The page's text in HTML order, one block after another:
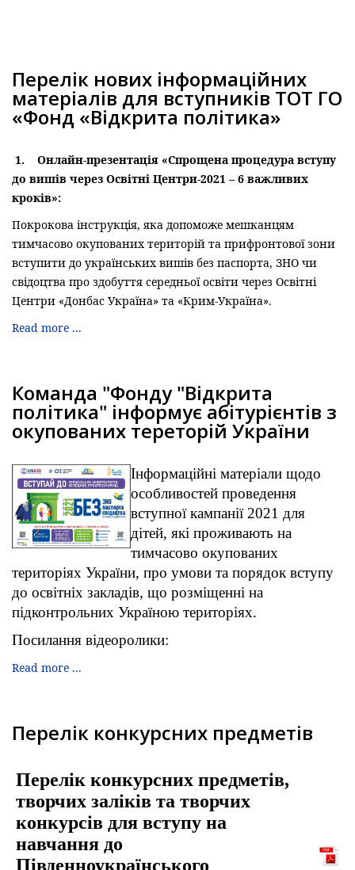
Перелік нових інформаційних
матеріалів для вступників ТОТ ГО
«Фонд «Відкрита політика»
1. Онлайн-презентація «Спрощена процедура вступу
до вишів через Освітні Центри-2021 – 6 важливих
кроків»:
Покрокова інструкція, яка допоможе мешканцям
тимчасово окупованих територій та прифронтової зони
вступити до українських вишів без паспорта, ЗНО чи
свідоцтва про здобуття середньої освіти через Освітні
Центри «Донбас Україна» та «Крим-Україна».
Read more ...
Команда "Фонду "Відкрита
політика" інформує абітурієнтів з
окупованих тереторій України
Інформаційні матеріали щодо
особливостей проведення
вступної кампанії 2021 для
дітей, які проживають на
тимчасово окупованих
територіях України, про умови та порядок вступу
до освітніх закладів, що розміщенні на
підконтрольних Україною територіях.
Посилання відеоролики:
Read more ...
Перелік конкурсних предметів
Перелік конкурсних предметів,
творчих заліків та творчих
конкурсів для вступу на
навчання до
Південноукраїнського